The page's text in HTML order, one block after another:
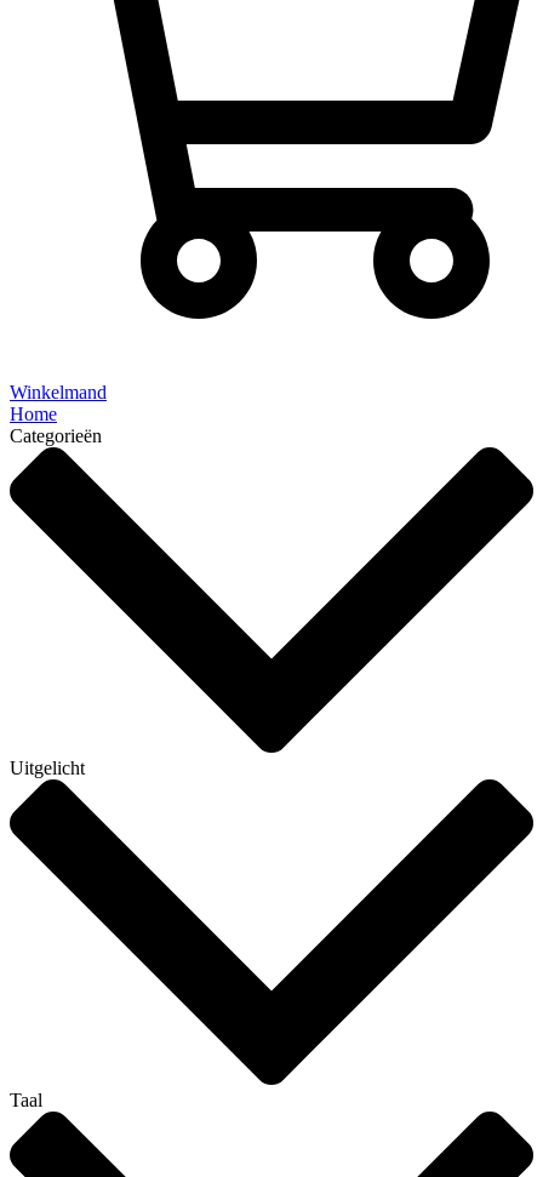
Winkelmand
Home
Categorieën
Uitgelicht
Taal